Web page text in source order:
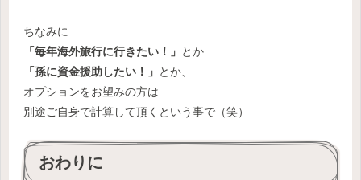
ちなみに
「毎年海外旅行に行きたい！」 とか
「孫に資金援助したい！」 とか、
オプションをお望みの方は
別途ご自身で計算して頂くという事で（笑）
おわりに